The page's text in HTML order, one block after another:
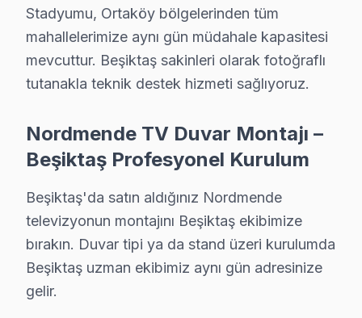
Beşiktaş Nordmende TV Arızaları –
Nordmende görüntüleme sistemi'niz sorun mu
Nordmende televizyon paneli'nin ekranı kararmış,
Nordmende Smart ekran uygulamaları çöküyor, Wi-Fi
Ekranda yatay veya dikey çizgiler var — panel mi
Nordmende TV İçin Beşiktaş'deki Hizmet
Nordmende akıllı TV'niz için Beşiktaş'de profesyonel
Görüntü Arızaları: Nordmende'ın VA Panel ve IPS
Stadyumu, Ortaköy bölgelerinden tüm
mahallelerimize aynı gün müdahale kapasitesi
mevcuttur. Beşiktaş sakinleri olarak fotoğraflı
tutanakla teknik destek hizmeti sağlıyoruz.
Nordmende TV Duvar Montajı –
Beşiktaş Profesyonel Kurulum
Beşiktaş'da satın aldığınız Nordmende
televizyonun montajını Beşiktaş ekibimize
bırakın. Duvar tipi ya da stand üzeri kurulumda
Beşiktaş uzman ekibimiz aynı gün adresinize
gelir.